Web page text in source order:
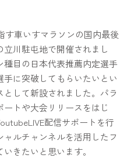
す車いすマラソンの国内最後
川駐屯地で開催されまし
目の日本代表推薦内定選手
に突破してもらいたいとい
として新設されました。パラ
トや大会リリースをはじ
配信サポートを行
ルチャンネルを活用したフ
きたいと思います。